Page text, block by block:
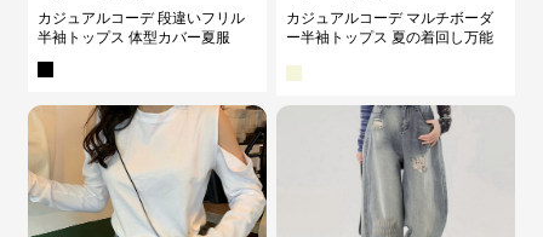
カジュアルコーデ 段違いフリル
半袖トップス 体型カバー夏服
カジュアルコーデ マルチボーダ
ー半袖トップス 夏の着回し万能